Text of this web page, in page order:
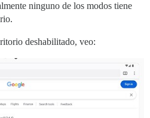
ninguno de los modos tiene
deshabilitado, veo: